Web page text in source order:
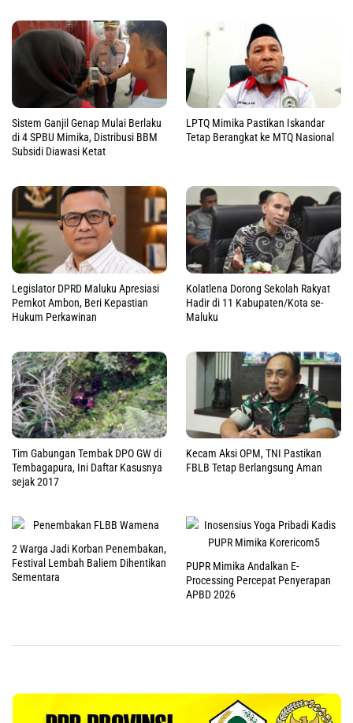
Sistem Ganjil Genap Mulai Berlaku
di 4 SPBU Mimika, Distribusi BBM
Subsidi Diawasi Ketat
LPTQ Mimika Pastikan Iskandar
Tetap Berangkat ke MTQ Nasional
Legislator DPRD Maluku Apresiasi
Pemkot Ambon, Beri Kepastian
Hukum Perkawinan
Kolatlena Dorong Sekolah Rakyat
Hadir di 11 Kabupaten/Kota se-
Maluku
Tim Gabungan Tembak DPO GW di
Tembagapura, Ini Daftar Kasusnya
sejak 2017
Kecam Aksi OPM, TNI Pastikan
FBLB Tetap Berlangsung Aman
2 Warga Jadi Korban Penembakan,
Festival Lembah Baliem Dihentikan
Sementara
PUPR Mimika Andalkan E-
Processing Percepat Penyerapan
APBD 2026